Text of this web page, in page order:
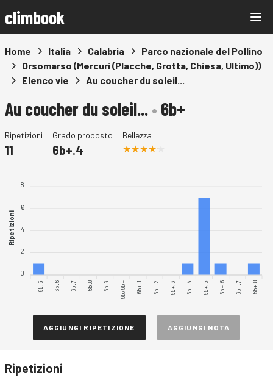
climbook
Home Italia Calabria
Parco nazionale del Pollino
Orsomarso (Mercuri (Placche, Grotta, Chiesa, Ultimo))
Elenco vie
Au coucher du soleil...
Au coucher du soleil...• 6b+
Ripetizioni
11
Grado proposto
6b+.4
Bellezza
8
6
4
2
0
Ripetizioni
6b.5 6b.6 6b.7 6b.8 6b.9 6b/6b+ 6b+.1 6b+.2 6b+.3 6b+.4 6b+.5 6b+.6 6b+.7 6b+.8
AGGIUNGI RIPETIZIONE AGGIUNGI NOTA
Ripetizioni